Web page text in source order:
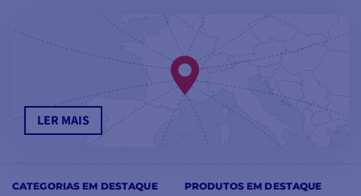
CATEGORIAS EM DESTAQUE PRODUTOS EM DESTAQUE
LER MAIS